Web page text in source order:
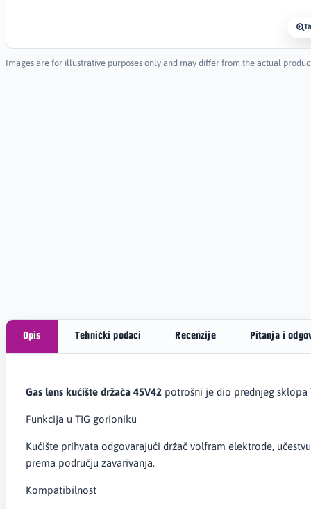
Images are for illustrative purposes only and may differ from the actual
Opis Tehnički podaci Recenzije Pitanja i
Gas lens kućište držača 45V42potrošni je dio prednjeg sklopa
Funkcija u TIG gorioniku
Kućište prihvata odgovarajući držač volfram elektrode,
prema području zavarivanja.
Kompatibilnost